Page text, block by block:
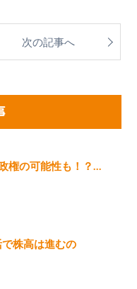
次の記事へ
権の可能性も！？…
株高は進むの